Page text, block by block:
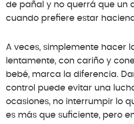
de pañal y no querrá que un
cuando prefiere estar
A veces, simplemente hacer
lentamente, con cariño y
bebé, marca la diferencia.
control puede evitar una
ocasiones, no interrumpir lo
es más que suficiente, pero